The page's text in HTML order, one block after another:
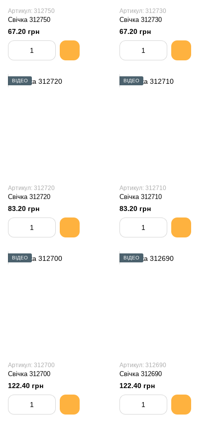
Артикул: 312750
Свiчка 312750
67.20 грн
Артикул: 312730
Свiчка 312730
67.20 грн
ВІДЕО
Артикул: 312720
Свiчка 312720
83.20 грн
ВІДЕО
Артикул: 312710
Свiчка 312710
83.20 грн
ВІДЕО
Артикул: 312700
Свiчка 312700
122.40 грн
ВІДЕО
Артикул: 312690
Свiчка 312690
122.40 грн